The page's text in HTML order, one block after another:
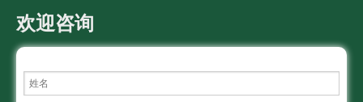
欢迎咨询